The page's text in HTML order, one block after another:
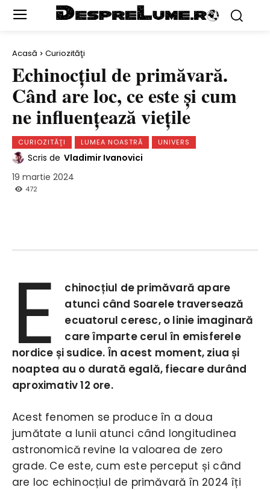
Acasă Curiozităţi
Echinocţiul de primăvară.
Când are loc, ce este şi cum
ne influenţează vieţile
CURIOZITĂŢI LUMEA NOASTRĂ UNIVERS
Scris de Vladimir Ivanovici
19 martie 2024
472
E
chinocțiul de primăvară apare
atunci când Soarele traversează
ecuatorul ceresc, o linie imaginară
care împarte cerul în emisferele
nordice și sudice. În acest moment, ziua și
noaptea au o durată egală, fiecare durând
aproximativ 12 ore.
Acest fenomen se produce în a doua
jumătate a lunii atunci când longitudinea
astronomică revine la valoarea de zero
grade. Ce este, cum este perceput și când
are loc echinocțiul de primăvară în 2024 îți